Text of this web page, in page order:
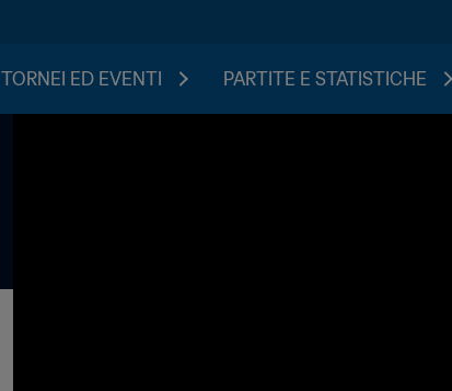
TORNEI ED EVENTI PARTITE E STATISTICHE